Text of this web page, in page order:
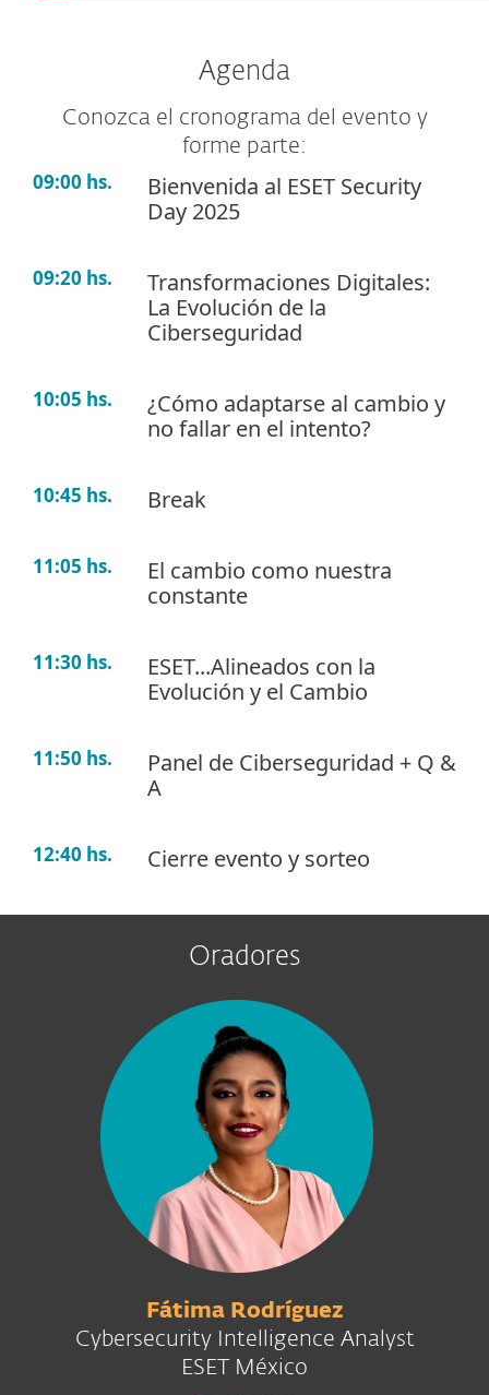
Agenda
Conozca el cronograma del evento y
forme parte:
09:00 hs.
Bienvenida al ESET Security
Day 2025
09:20 hs.
Transformaciones Digitales:
La Evolución de la
Ciberseguridad
10:05 hs.
¿Cómo adaptarse al cambio y
no fallar en el intento?
10:45 hs. Break
11:05 hs.
El cambio como nuestra
constante
11:30 hs.
ESET...Alineados con la
Evolución y el Cambio
11:50 hs.
Panel de Ciberseguridad + Q &
A
12:40 hs. Cierre evento y sorteo
Oradores
Fátima Rodríguez
Cybersecurity Intelligence Analyst
ESET México